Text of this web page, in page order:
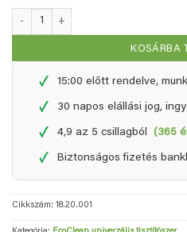
EcoClean - 0,5 liter spray mennyiség
KOSÁRBA
✓ 15:00 előtt rendelve,
✓ 30 napos elállási jog,
✓ 4,9 az 5 csillagból(365
✓ Biztonságos fizetés
Cikkszám: 18.20.001